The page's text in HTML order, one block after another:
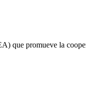
que promueve la